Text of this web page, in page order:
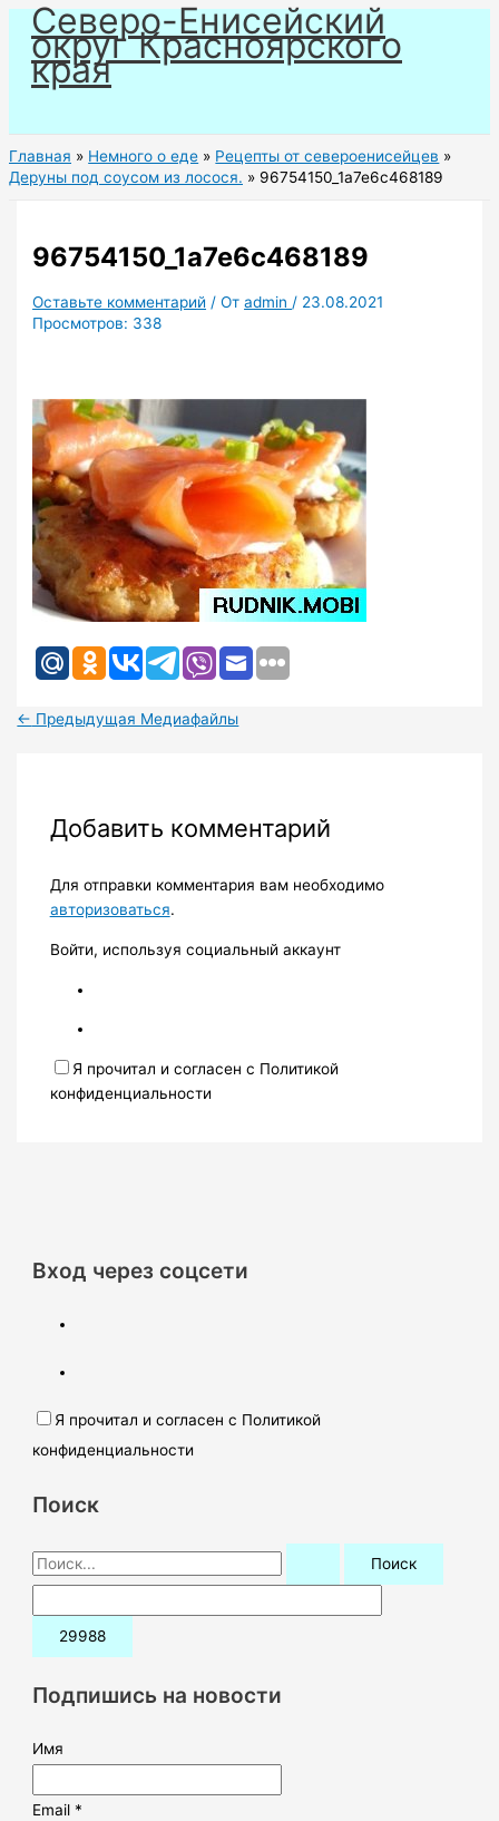
Перейти
содержимому
Северо-Енисейский
округ Красноярского
края
Главная Немного о еде
Рецепты от североенисейцев
Деруны под соусом из лосося.
96754150_1a7e6c468189
96754150_1a7e6c468189
Оставьте комментарий / Отadmin / 23.08.2021
Просмотров: 338
← Предыдущая Медиафайлы
Добавить комментарий
Для отправки комментария вам необходимо
авторизоваться.
Войти, используя социальный аккаунт
Я прочитал и согласен с Политикой
конфиденциальности
Вход через соцсети
Я прочитал и согласен с Политикой
конфиденциальности
Поиск
П
о
и
:Подпишись на новости
Имя
Email *